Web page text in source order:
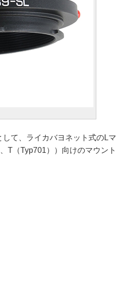
て、ライカバヨネット式のLマ
T（Typ701））向けのマウント